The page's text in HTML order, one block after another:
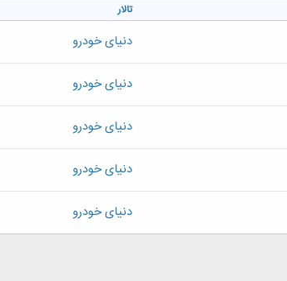
تالار
دنیای خودرو
دنیای خودرو
دنیای خودرو
دنیای خودرو
دنیای خودرو